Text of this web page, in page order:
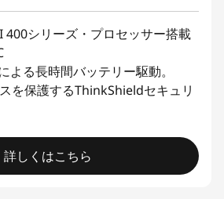
シリーズ・プロセッサー搭載
よる長時間バッテリー駆動。
を保護するThinkShieldセキュリ
詳しくはこちら